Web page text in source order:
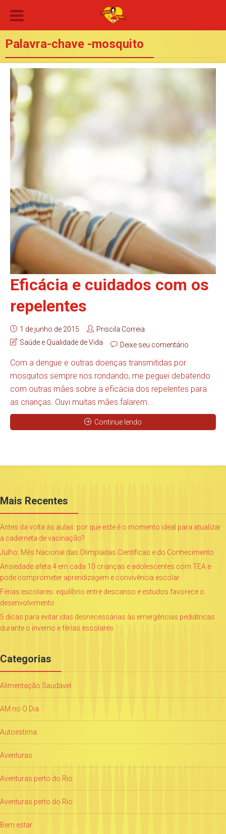
Palavra-chave -mosquito
Eficácia e cuidados com os
repelentes
1 de junho de 2015
Priscila Correia
Saúde e Qualidade de Vida
Deixe seu comentário
Com a dengue e outras doenças transmitidas por
mosquitos sempre nos rondando, me peguei debatendo
com outras mães sobre a eficácia dos repelentes para
as crianças. Ouvi muitas mães falarem...
Continue lendo
Mais Recentes
Antes da volta às aulas: por que este é o momento ideal para atualizar
a caderneta de vacinação?
Julho: Mês Nacional das Olimpíadas Científicas e do Conhecimento
Ansiedade afeta 4 em cada 10 crianças e adolescentes com TEA e
pode comprometer aprendizagem e convivência escolar
Férias escolares: equilíbrio entre descanso e estudos favorece o
desenvolvimento
5 dicas para evitar idas desnecessárias às emergências pediátricas
durante o inverno e férias escolares
Categorias
Alimentação Saudável
AM no O Dia
Autoestima
Aventuras
Aventuras perto do Rio
Aventuras perto do Rio
Bem estar